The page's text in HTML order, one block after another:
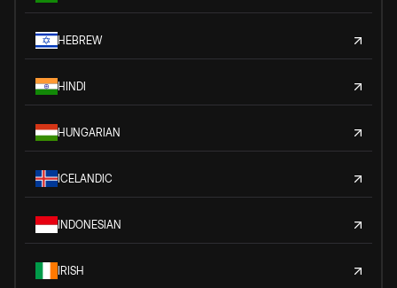
HEBREW
HINDI
HUNGARIAN
ICELANDIC
INDONESIAN
IRISH